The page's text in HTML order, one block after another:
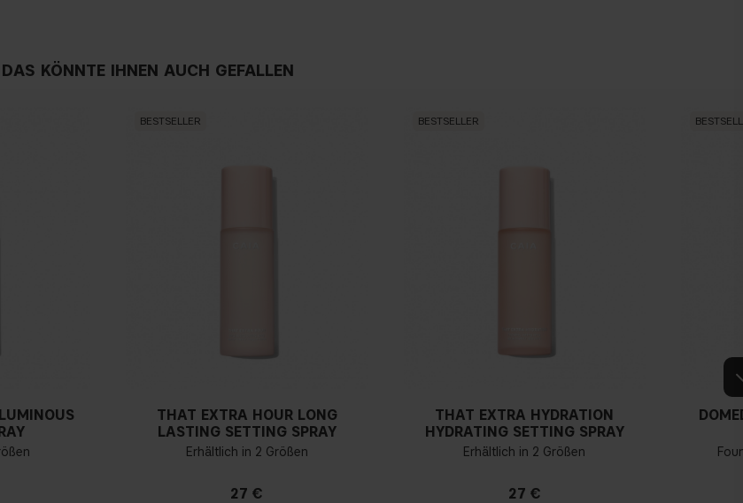
DAS KÖNNTE IHNEN AUCH GEFALLEN
BESTSELLER
THAT EXTRA HOUR LONG
LASTING SETTING SPRAY
Erhältlich in 2 Größen
27 €
BESTSELLER
THAT EXTRA HYDRATION
HYDRATING SETTING SPRAY
Erhältlich in 2 Größen
27 €